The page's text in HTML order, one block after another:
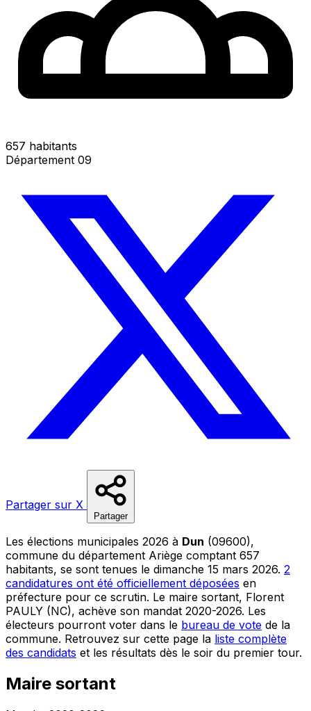
657 habitants
Département 09
Partager sur X
Partager
Les élections municipales 2026 à Dun (09600),
commune du département Ariège comptant 657
habitants, se sont tenues le dimanche 15 mars 2026. 2
candidatures ont été officiellement déposées en
préfecture pour ce scrutin. Le maire sortant, Florent
PAULY (NC), achève son mandat 2020-2026. Les
électeurs pourront voter dans le bureau de vote de la
commune. Retrouvez sur cette page la liste complète
des candidats et les résultats dès le soir du premier tour.
Maire sortant